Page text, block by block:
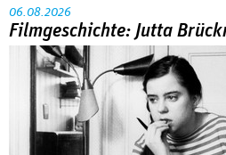
06.08.2026
Filmgeschichte: Jutta